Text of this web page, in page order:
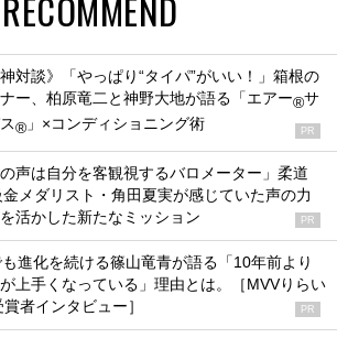
神対談》「やっぱり“タイパ”がいい！」箱根の
ー、柏原竜二と神野大地が語る「エアー®サ
® 」×コンディショニング術 PR
の声は自分を客観視するバロメーター」柔道
メダリスト・角田夏実が感じていた声の力
活かした新たなミッション
PR
進化を続ける篠山竜青が語る「10年前より
上手くなっている」理由とは。［MVVりらい
者インタビュー］
PR